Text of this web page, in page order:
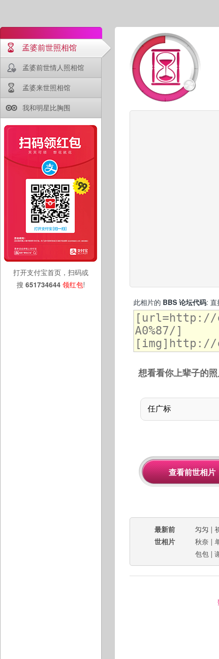
孟婆前世照相馆
孟婆前世情人照相馆
孟婆来世照相馆
我和明星比胸围
打开支付宝首页，扫码或
搜 651734644 领红包!
此相片的 BBS 论坛代码: 直
想看看你上辈子的
最新前
世相片
匁匁 |
秋奈 |
包包 |